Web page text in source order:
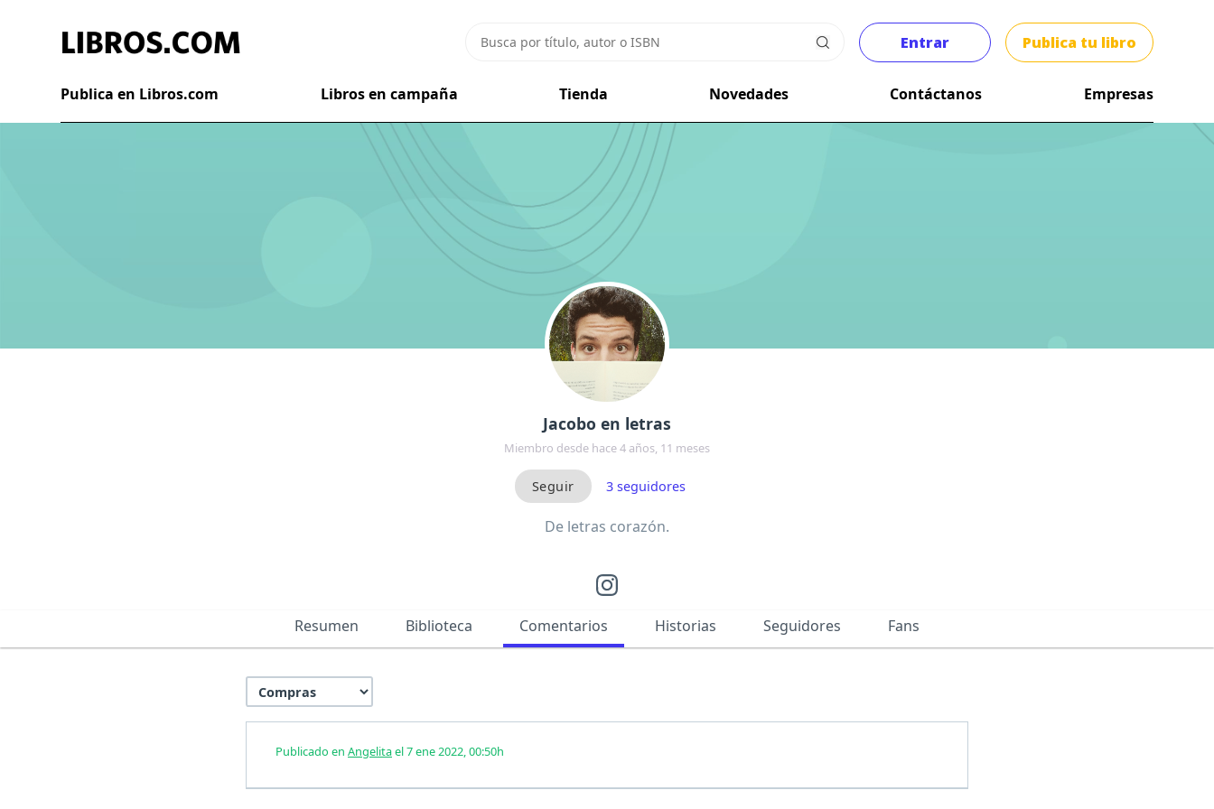
Entrar Publica tu libro
Publica en Libros.com Libros en campaña Tienda Novedades Contáctanos Empresas
Jacobo en letras
Miembro desde hace 4 años, 11 meses
3seguidores
De letras corazón.
Resumen Biblioteca Comentarios Historias Seguidores Fans
Publicado en Angelitael 7 ene 2022, 00:50h